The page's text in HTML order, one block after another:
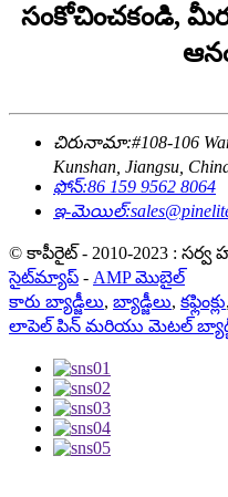
సంకోచించకండి,
చిరునామా:#108-106
Kunshan, Jiangsu,
ఫోన్:86 159 9562 8064
ఇ-మెయిల్:
© కాపీరైట్ - 2010-2023 : సర్వ
సైట్‌మ్యాప్ - AMP మొబైల్
కారు బ్యాడ్జీలు, బ్యాడ్జీలు, కఫ్లింక్లు,
లాపెల్ పిన్ మరియు మెటల్